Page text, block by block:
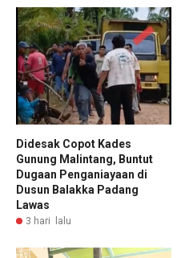
Didesak Copot Kades
Gunung Malintang, Buntut
Dugaan Penganiayaan di
Dusun Balakka Padang
Lawas
3 hari lalu